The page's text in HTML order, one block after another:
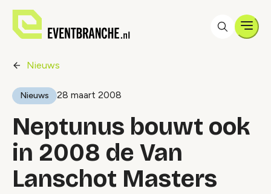
Nieuws
Nieuws 28 maart 2008
Neptunus bouwt ook
in 2008 de Van
Lanschot Masters